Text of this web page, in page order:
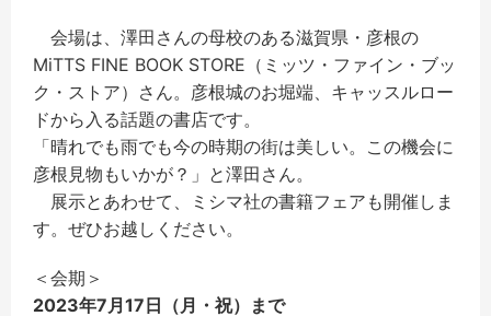
会場は、澤田さんの母校のある滋賀県・彦根の
MiTTS FINE BOOK STORE（ミッツ・ファイン・ブッ
ク・ストア）さん。彦根城のお堀端、キャッスルロー
ドから入る話題の書店です。
「晴れでも雨でも今の時期の街は美しい。この機会に
彦根見物もいかが？」と澤田さん。
展示とあわせて、ミシマ社の書籍フェアも開催しま
す。ぜひお越しください。
＜会期＞
2023年7月17日（月・祝）まで